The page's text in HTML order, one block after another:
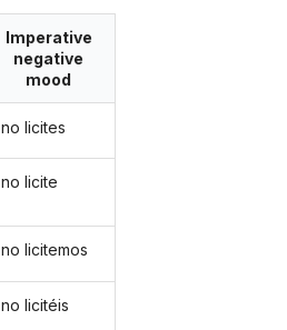
Imperative
negative
mood
no licites
no licite
no licitemos
no licitéis